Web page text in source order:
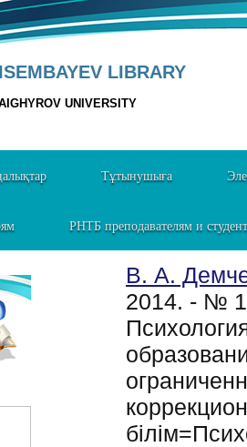
LIBRARY
UNIVERSITY
Тұтынушыға
РНТБ преподавателям и
В. А.
2014. - №